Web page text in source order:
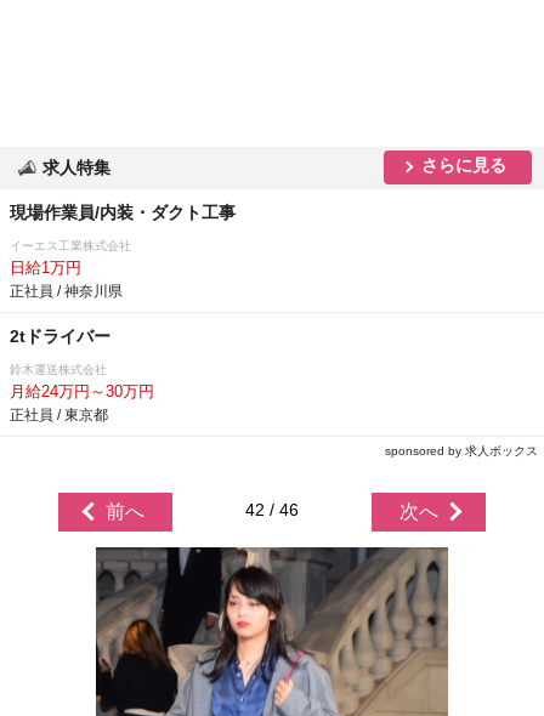
求人特集 さらに見る
現場作業員/内装・ダクト工事
イーエス工業株式会社
日給1万円
正社員 / 神奈川県
2tドライバー
鈴木運送株式会社
月給24万円～30万円
正社員 / 東京都
sponsored by 求人ボックス
前へ 42 / 46 次へ